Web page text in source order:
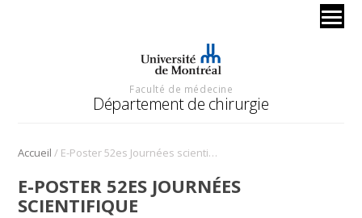
Faculté de médecine
Département de chirurgie
Accueil / E-Poster 52es Journées scientifique
E-POSTER 52ES JOURNÉES
SCIENTIFIQUE